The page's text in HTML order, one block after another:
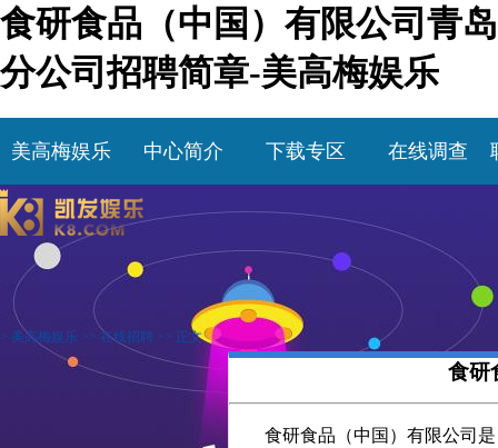
食研食品（中国）有限公司青岛
分公司招聘简章-美高梅娱乐
美高梅娱乐 中心简介 下载专区 在线调查
> 美高梅娱乐 >> 在线招聘 >> 正文
食研
食研食品（中国）有限公司